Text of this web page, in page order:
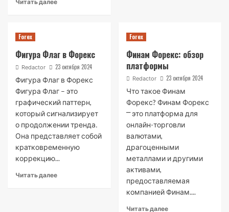
Читать далее
Forex
Фигура Флаг в Форекс
Redactor 23 октября 2024
Фигура Флаг в Форекс
Фигура Флаг – это
графический паттерн,
который сигнализирует
о продолжении тренда․
Она представляет собой
кратковременную
коррекцию...
Читать далее
Forex
Финам Форекс: обзор
платформы
Redactor 23 октября 2024
Что такое Финам
Форекс? Финам Форекс
⎻ это платформа для
онлайн-торговли
валютами,
драгоценными
металлами и другими
активами,
предоставляемая
компанией Финам....
Читать далее